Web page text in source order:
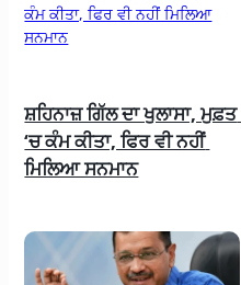
ਸ਼ਹਿਨਾਜ਼ ਗਿੱਲ ਦਾ ਖੁਲਾਸਾ, ਮੁਫ਼ਤ
‘ਚ ਕੰਮ ਕੀਤਾ, ਫਿਰ ਵੀ ਨਹੀਂ
ਮਿਲਿਆ ਸਨਮਾਨ